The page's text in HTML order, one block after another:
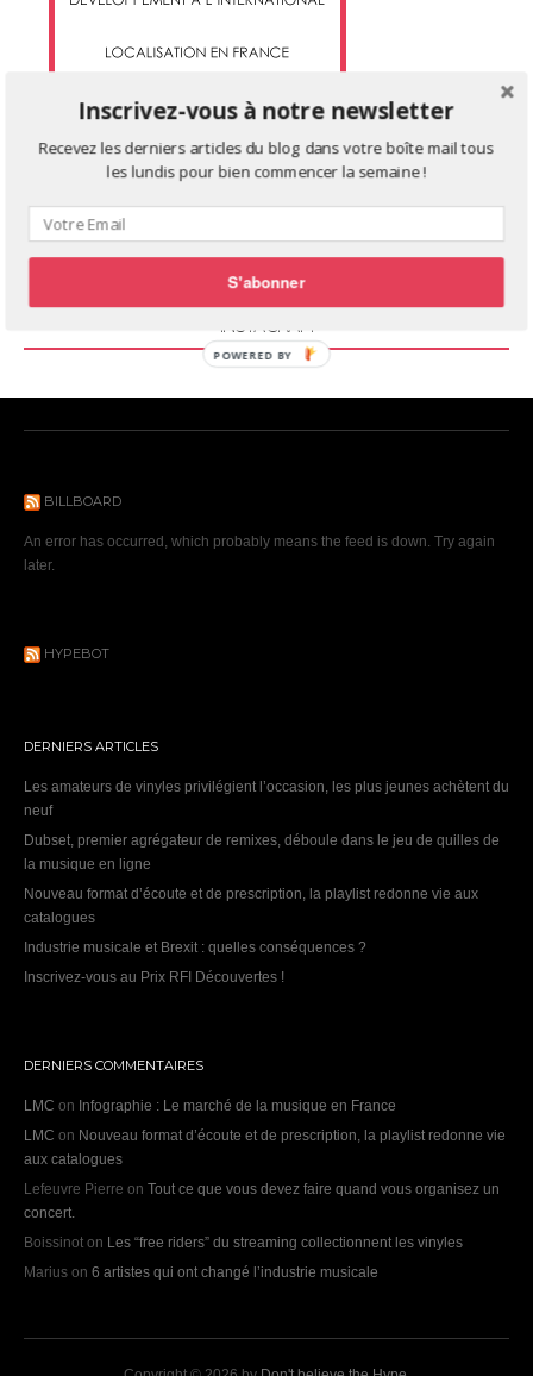
TWITTER
Tweets de @DBTH_AA
INSTAGRAM
BILLBOARD
An error has occurred, which probably means the feed is down. Try again
later.
HYPEBOT
DERNIERS ARTICLES
Les amateurs de vinyles privilégient l’occasion, les plus jeunes achètent du
neuf
Dubset, premier agrégateur de remixes, déboule dans le jeu de quilles de
la musique en ligne
Nouveau format d’écoute et de prescription, la playlist redonne vie aux
catalogues
Industrie musicale et Brexit : quelles conséquences ?
Inscrivez-vous au Prix RFI Découvertes !
DERNIERS COMMENTAIRES
LMC on Infographie : Le marché de la musique en France
LMC on Nouveau format d’écoute et de prescription, la playlist redonne vie
aux catalogues
Lefeuvre Pierre on Tout ce que vous devez faire quand vous organisez un
concert.
Boissinot on Les “free riders” du streaming collectionnent les vinyles
Marius on 6 artistes qui ont changé l’industrie musicale
Inscrivez-vous à notre newsletter
Recevez les derniers articles du blog dans votre boîte mail tous
les lundis pour bien commencer la semaine !
S'abonner
POWERED BY